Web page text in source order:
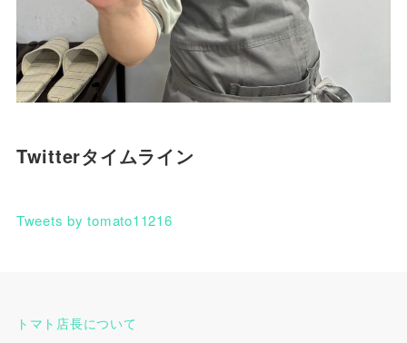
Twitterタイムライン
Tweets by tomato11216
トマト店長について